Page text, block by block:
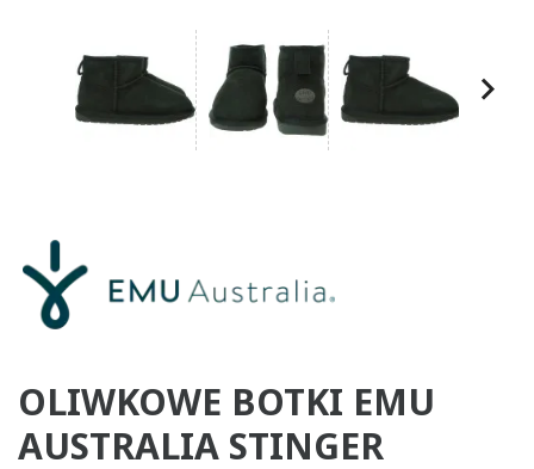
OLIWKOWE BOTKI EMU
AUSTRALIA STINGER